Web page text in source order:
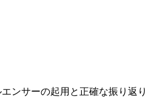
ンサーの起用と正確な振り返り